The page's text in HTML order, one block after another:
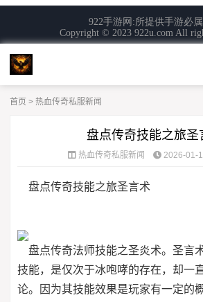
首页 > 热血传奇私服新闻
盘点传奇技能之旅圣
热血传奇私服新闻 2026-01-
盘点传奇技能之旅圣言术
盘点传奇法师技能之圣炎术。圣言
技能，是仅次于冰咆哮的存在，却一
论。因为其技能效果是玩家有一定的